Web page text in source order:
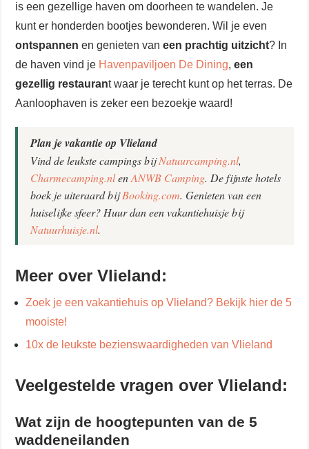
is een gezellige haven om doorheen te wandelen. Je
kunt er honderden bootjes bewonderen. Wil je even
ontspannen en genieten vaneen prachtig uitzicht? In
de haven vind je Havenpaviljoen De Dining,een
gezellig restaurant waar je terecht kunt op het terras. De
Aanloophaven is zeker een bezoekje waard!
Plan je vakantie op Vlieland
Vind de leukste campings bijNatuurcamping.nl,
Charmecamping.nlenANWB Camping. De fijnste hotels
boek je uiteraard bijBooking.com. Genieten van een
huiselijke sfeer? Huur dan een vakantiehuisje bij
Natuurhuisje.nl.
Meer over Vlieland:
Zoek je een vakantiehuis op Vlieland? Bekijk hier de 5
mooiste!
10x de leukste bezienswaardigheden van Vlieland
Veelgestelde vragen over Vlieland:
Wat zijn de hoogtepunten van de 5
waddeneilanden